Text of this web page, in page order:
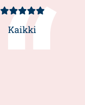
Kundbetyg
5/5Kaikki